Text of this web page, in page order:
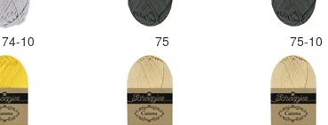
74-10 75 75-10